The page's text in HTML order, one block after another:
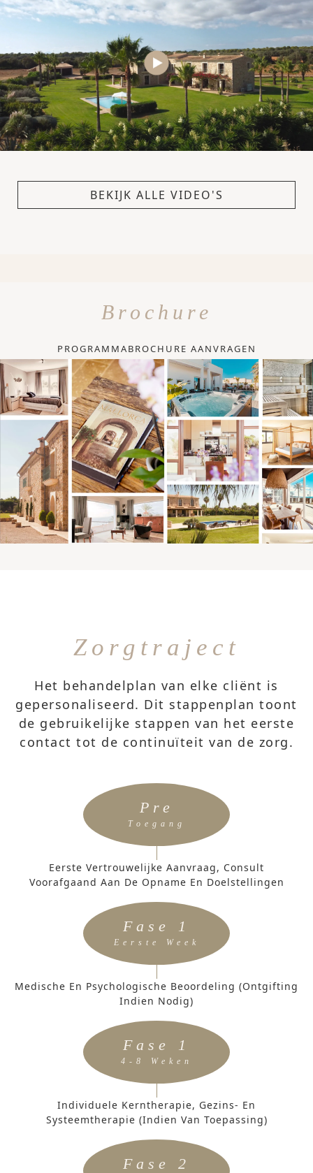
BEKIJK ALLE VIDEO'S
Brochure
PROGRAMMABROCHURE AANVRAGEN
Zorgtraject
Het behandelplan van elke cliënt is
gepersonaliseerd. Dit stappenplan toont
de gebruikelijke stappen van het eerste
contact tot de continuïteit van de zorg.
Pre
Toegang
Eerste Vertrouwelijke Aanvraag, Consult
Voorafgaand Aan De Opname En Doelstellingen
Fase 1
Eerste Week
Medische En Psychologische Beoordeling (ontgifting
Indien Nodig)
Fase 1
4-8 Weken
Individuele Kerntherapie, Gezins- En
Systeemtherapie (indien Van Toepassing)
Fase 2